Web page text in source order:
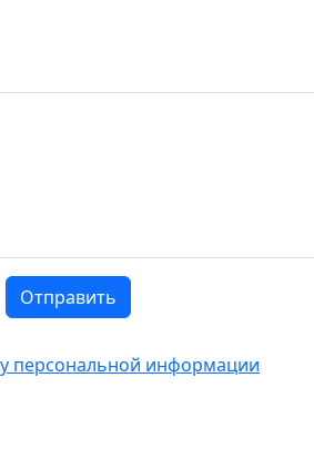
Отправить
персональной информации